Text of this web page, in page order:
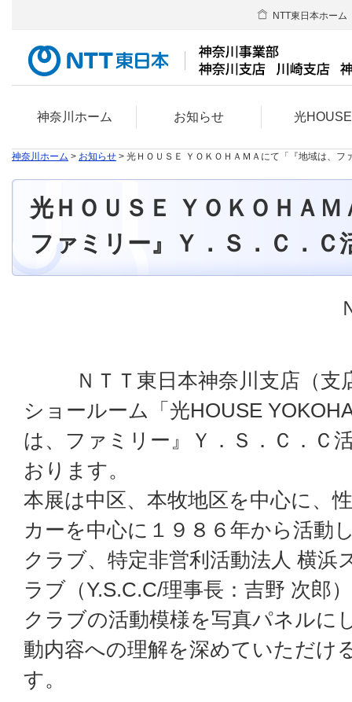
神奈川ホーム お知らせ 光HOUSE
NTT東日本ホーム
神奈川ホーム > お知らせ > 光ＨＯＵＳＥ ＹＯＫＯＨＡＭＡにて「『地域は、
光ＨＯＵＳＥ ＹＯＫＯＨＡ
ファミリー』Ｙ．Ｓ．Ｃ．Ｃ
ＮＴＴ東日本神奈川支店（支
ショールーム「光HOUSE
は、ファミリー』Ｙ．Ｓ．Ｃ．Ｃ
おります。
本展は中区、本牧地区を中心に、
カーを中心に１９８６年から活動
クラブ、特定非営利活動法人 横浜
ラブ（Y.S.C.C/理事長：吉野 次郎
クラブの活動模様を写真パネルに
動内容への理解を深めていただけ
す。